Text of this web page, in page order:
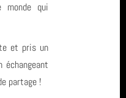
monde qui
et pris un
partage !